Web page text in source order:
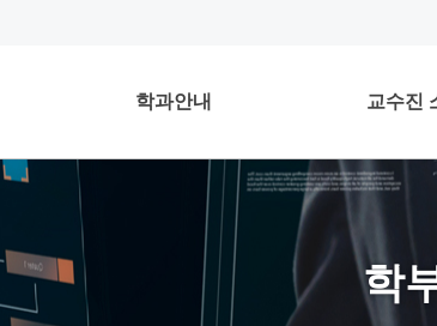
학과안내 교수진
학